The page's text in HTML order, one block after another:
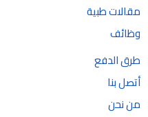
مقالات طبية
وظائف
طرق الدفع
أتصل بنا
من نحن